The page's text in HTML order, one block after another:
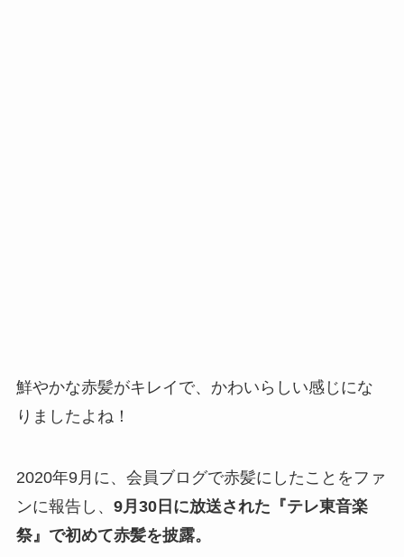
鮮やかな赤髪がキレイで、かわいらしい感じにな
りましたよね！
2020年9月に、会員ブログで赤髪にしたことをファ
ンに報告し、 9月30日に放送された『テレ東音楽
祭』で初めて赤髪を披露。